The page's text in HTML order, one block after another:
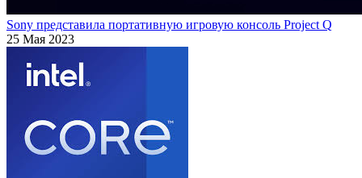
Sony представила портативную игровую консоль Project Q
25 Мая 2023